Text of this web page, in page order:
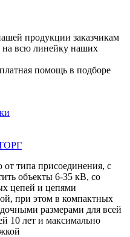
продукции заказчикам
на всю линейку наших
помощь в подборе
типа присоединения, с
объекты 6-35 кВ, со
цепей и цепями
при этом в компактных
размерами для всей
10 лет и максимально